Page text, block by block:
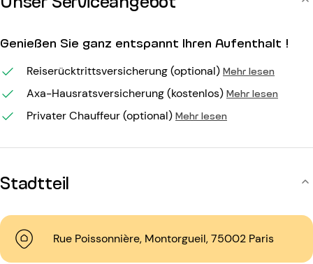
Genießen Sie ganz entspannt Ihren Aufenthalt !
Reiserücktrittsversicherung (optional) Mehr lesen
Axa-Hausratsversicherung (kostenlos) Mehr lesen
Privater Chauffeur (optional) Mehr lesen
Stadtteil
Rue Poissonnière, Montorgueil, 75002 Paris